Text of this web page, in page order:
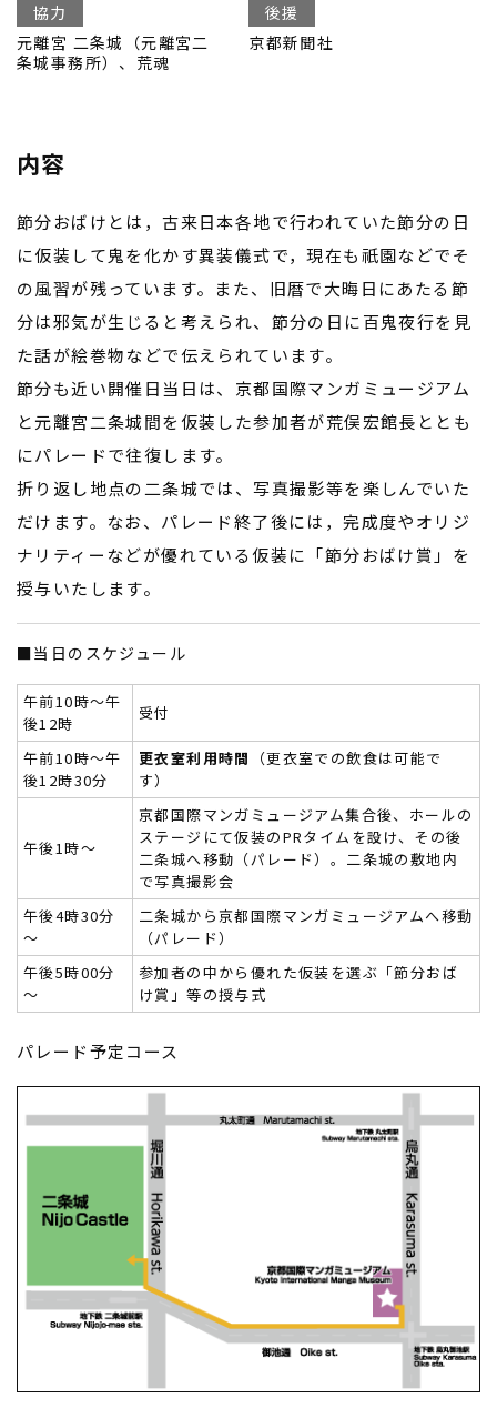
協力
元離宮 二条城（元離宮二
条城事務所）、荒魂
後援
京都新聞社
内容
節分おばけとは，古来日本各地で行われていた節分の日
に仮装して鬼を化かす異装儀式で，現在も祇園などでそ
の風習が残っています。また、旧暦で大晦日にあたる節
分は邪気が生じると考えられ、節分の日に百鬼夜行を見
た話が絵巻物などで伝えられています。
節分も近い開催日当日は、京都国際マンガミュージアム
と元離宮二条城間を仮装した参加者が荒俣宏館長ととも
にパレードで往復します。
折り返し地点の二条城では、写真撮影等を楽しんでいた
だけます。なお、パレード終了後には，完成度やオリジ
ナリティーなどが優れている仮装に「節分おばけ賞」を
授与いたします。
■当日のスケジュール
午前10時～午
後12時
受付
午前10時～午
後12時30分
更衣室利用時間
（更衣室での飲食は可能で
す）
午後1時～
京都国際マンガミュージアム集合後、ホールの
ステージにて仮装のPRタイムを設け、その後
二条城へ移動（パレード）。二条城の敷地内
で写真撮影会
午後4時30分
～
二条城から京都国際マンガミュージアムへ移動
（パレード）
午後5時00分
～
参加者の中から優れた仮装を選ぶ「節分おば
け賞」等の授与式
パレード予定コース